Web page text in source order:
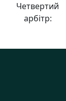
Четвертий
арбітр: